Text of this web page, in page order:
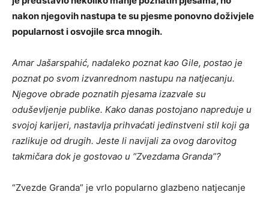
nakon njegovih nastupa te su pjesme ponovno doživjele
popularnost i osvojile srca mnogih.
Amar Jašarspahić, nadaleko poznat kao Gile, postao je
poznat po svom izvanrednom nastupu na natjecanju.
Njegove obrade poznatih pjesama izazvale su
oduševljenje publike. Kako danas postojano napreduje u
svojoj karijeri, nastavlja prihvaćati jedinstveni stil koji ga
razlikuje od drugih. Jeste li navijali za ovog darovitog
takmičara dok je gostovao u “Zvezdama Granda”?
“Zvezde Granda” je vrlo popularno glazbeno natjecanje